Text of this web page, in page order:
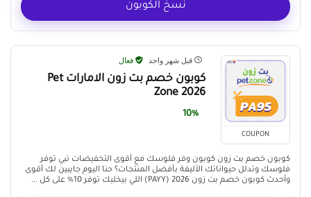
نسخ الكوبون
COUPON
قبل شهر واحد فعال
كوبون خصم بت زون الامارات Pet
Zone 2026
10%
كوبون خصم بت زون كوبون وفر فلوسك مع أقوى التخفيضات تبي توفر
فلوسك وتدلل حيواناتك الأليفة بأفضل المنتجات؟ حنا اليوم جايبين لك أقوى
وأحدث كوبون خصم بت زون 2026 (PAYY) اللي بيخليك توفر 10% على كل ...